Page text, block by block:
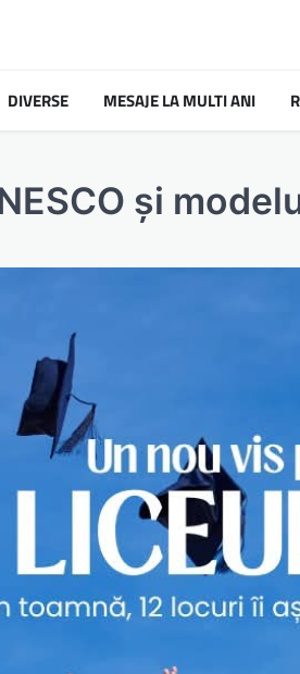
DIVERSE MESAJE LA MULTI ANI
și